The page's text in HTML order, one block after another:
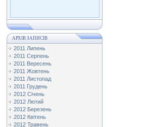
АРХІВ ЗАПИСІВ
2011 Липень
2011 Серпень
2011 Вересень
2011 Жовтень
2011 Листопад
2011 Грудень
2012 Січень
2012 Лютий
2012 Березень
2012 Квітень
2012 Травень